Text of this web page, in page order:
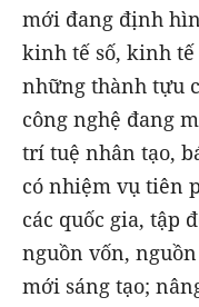
mới đang định
kinh tế số, kinh
những thành tựu
công nghệ đang
trí tuệ nhân tạo,
có nhiệm vụ tiên
các quốc gia, tập
nguồn vốn,
mới sáng tạo;